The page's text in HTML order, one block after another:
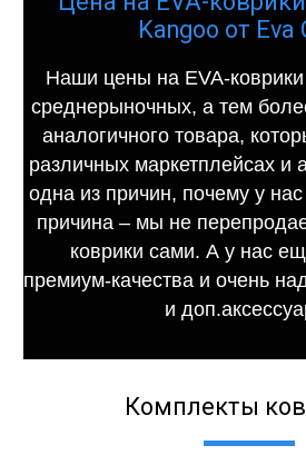
Kangoo от Eva
Наши цены на EVA-
среднерыночных, а тем
аналогичного товара,
различных маркетплейсах и
одна из причин, почему у
причина – мы не
коврики сами. А у нас
премиум-качества и очень
и
Комплекты